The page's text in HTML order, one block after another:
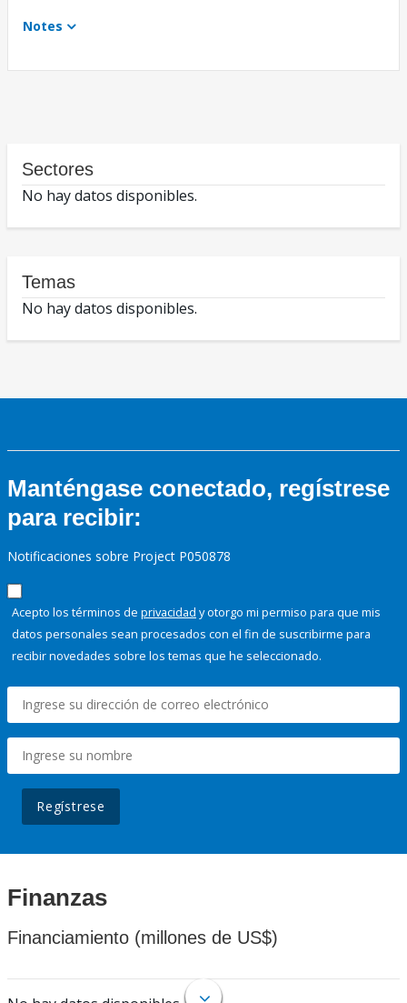
Notes
Sectores
No hay datos disponibles.
Temas
No hay datos disponibles.
Manténgase conectado, regístrese
para recibir:
Notificaciones sobre Project P050878
Acepto los términos de privacidad y otorgo mi permiso para que mis
datos personales sean procesados con el fin de suscribirme para
recibir novedades sobre los temas que he seleccionado.
Regístrese
Finanzas
Financiamiento (millones de US$)